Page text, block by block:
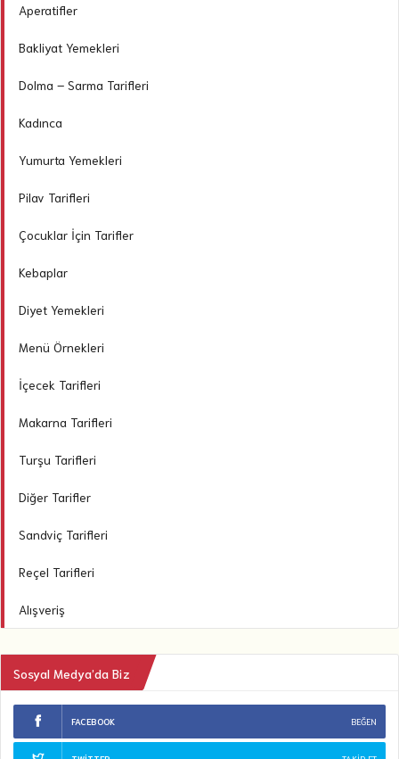
Aperatifler
Bakliyat Yemekleri
Dolma – Sarma Tarifleri
Kadınca
Yumurta Yemekleri
Pilav Tarifleri
Çocuklar İçin Tarifler
Kebaplar
Diyet Yemekleri
Menü Örnekleri
İçecek Tarifleri
Makarna Tarifleri
Turşu Tarifleri
Diğer Tarifler
Sandviç Tarifleri
Reçel Tarifleri
Alışveriş
Sosyal Medya’da Biz
FACEBOOK BEĞEN